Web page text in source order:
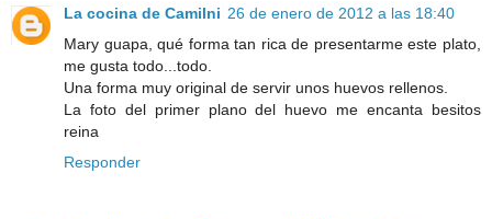
La cocina de Camilni 26 de enero de 2012 a las 18:40
Mary guapa, qué forma tan rica de presentarme este plato,
me gusta todo...todo.
Una forma muy original de servir unos huevos rellenos.
La foto del primer plano del huevo me encanta besitos
reina
Responder